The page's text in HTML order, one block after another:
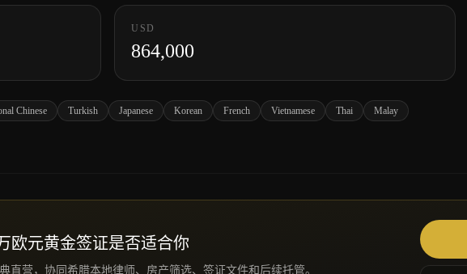
USD
864,000
Chinese Turkish Japanese Korean French Vietnamese Thai Malay
欧元黄金签证是否适合你
直营，协同希腊本地律师、房产筛选、签证文件和后续托管。